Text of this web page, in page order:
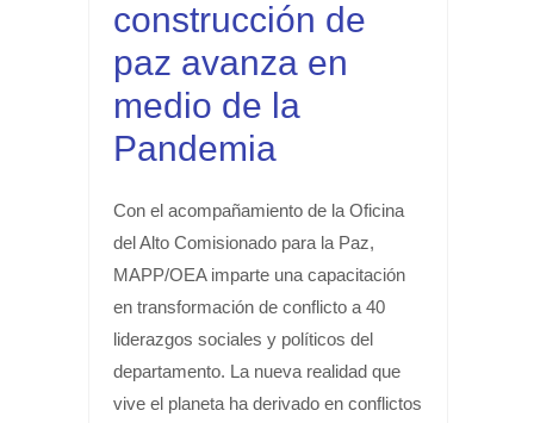
construcción de
paz avanza en
medio de la
Pandemia
Con el acompañamiento de la Oficina
del Alto Comisionado para la Paz,
MAPP/OEA imparte una capacitación
en transformación de conflicto a 40
liderazgos sociales y políticos del
departamento. La nueva realidad que
vive el planeta ha derivado en conflictos